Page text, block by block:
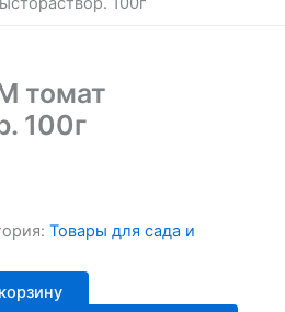
томат
100г
Товары для сада и